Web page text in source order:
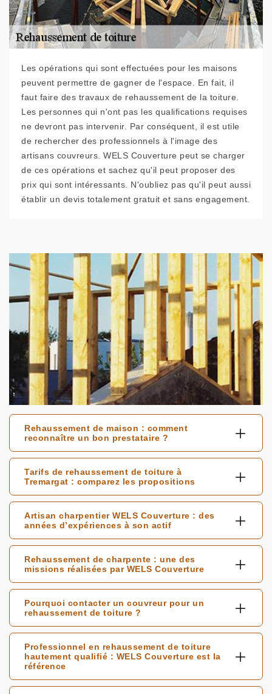
Les opérations qui sont effectuées pour les maisons
peuvent permettre de gagner de l'espace. En fait, il
faut faire des travaux de rehaussement de la toiture.
Les personnes qui n'ont pas les qualifications requises
ne devront pas intervenir. Par conséquent, il est utile
de rechercher des professionnels à l'image des
artisans couvreurs. WELS Couverture peut se charger
de ces opérations et sachez qu'il peut proposer des
prix qui sont intéressants. N'oubliez pas qu'il peut aussi
établir un devis totalement gratuit et sans engagement.
Rehaussement de maison : comment
reconnaître un bon prestataire ?
Tarifs de rehaussement de toiture à
Tremargat : comparez les propositions
Artisan charpentier WELS Couverture : des
années d’expériences à son actif
Rehaussement de charpente : une des
missions réalisées par WELS Couverture
Pourquoi contacter un couvreur pour un
rehaussement de toiture ?
Professionnel en rehaussement de toiture
hautement qualifié : WELS Couverture est la
référence